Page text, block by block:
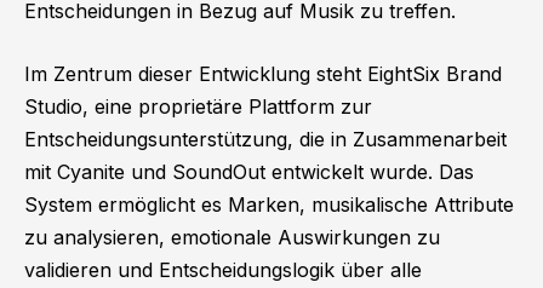
Entscheidungen in Bezug auf Musik zu treffen.
Im Zentrum dieser Entwicklung steht EightSix Brand
Studio, eine proprietäre Plattform zur
Entscheidungsunterstützung, die in Zusammenarbeit
mit Cyanite und SoundOut entwickelt wurde. Das
System ermöglicht es Marken, musikalische Attribute
zu analysieren, emotionale Auswirkungen zu
validieren und Entscheidungslogik über alle